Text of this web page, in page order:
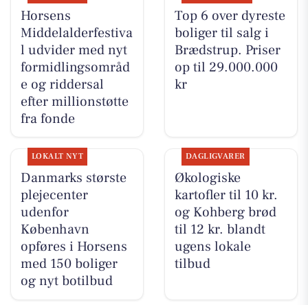
Horsens
Middelalderfestiva
l udvider med nyt
formidlingsområd
e og riddersal
efter millionstøtte
fra fonde
Top 6 over dyreste
boliger til salg i
Brædstrup. Priser
op til 29.000.000
kr
LOKALT NYT
Danmarks største
plejecenter
udenfor
København
opføres i Horsens
med 150 boliger
og nyt botilbud
DAGLIGVARER
Økologiske
kartofler til 10 kr.
og Kohberg brød
til 12 kr. blandt
ugens lokale
tilbud